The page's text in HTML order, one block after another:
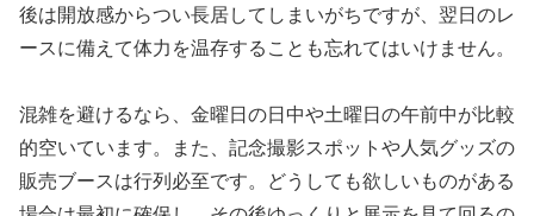
後は開放感からつい長居してしまいがちですが、翌日のレ
ースに備えて体力を温存することも忘れてはいけません。
混雑を避けるなら、金曜日の日中や土曜日の午前中が比較
的空いています。また、記念撮影スポットや人気グッズの
販売ブースは行列必至です。どうしても欲しいものがある